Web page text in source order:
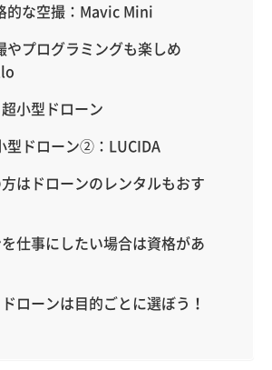
的な空撮：Mavic Mini
やプログラミングも楽しめ
小型ドローン
型ドローン②：LUCIDA
はドローンのレンタルもおす
を仕事にしたい場合は資格があ
ローンは目的ごとに選ぼう！